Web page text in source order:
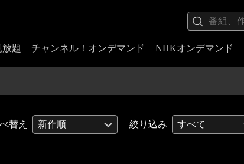
放題 チャンネル！オンデマンド NHKオンデマンド
替え 新作順 絞り込み すべて